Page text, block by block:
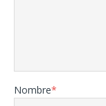
Nombre*